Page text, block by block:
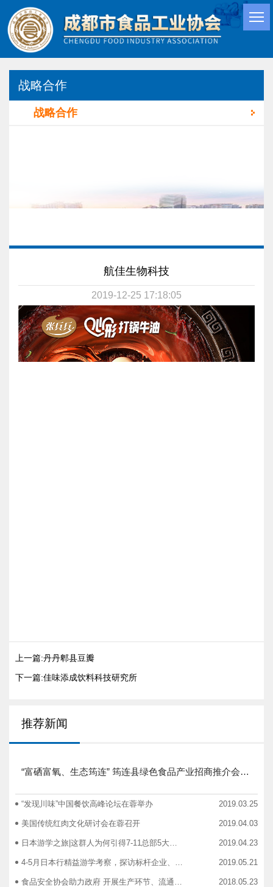
战略合作
战略合作
航佳生物科技
2019-12-25 17:18:05
上一篇:丹丹郫县豆瓣
下一篇:佳味添成饮料科技研究所
推荐新闻
“富硒富氧、生态筠连” 筠连县绿色食品产业招商推介会圆满举行
“发现川味”中国餐饮高峰论坛在蓉举办 2019.03.25
美国传统红肉文化研讨会在蓉召开 2019.04.03
日本游学之旅|这群人为何引得7-11总部5大高管集团出动 2019.04.23
4-5月日本行精益游学考察，探访标杆企业、解析成功密码 2019.05.21
食品安全协会助力政府 开展生产环节、流通环节、餐饮环节培训会 2018.05.23